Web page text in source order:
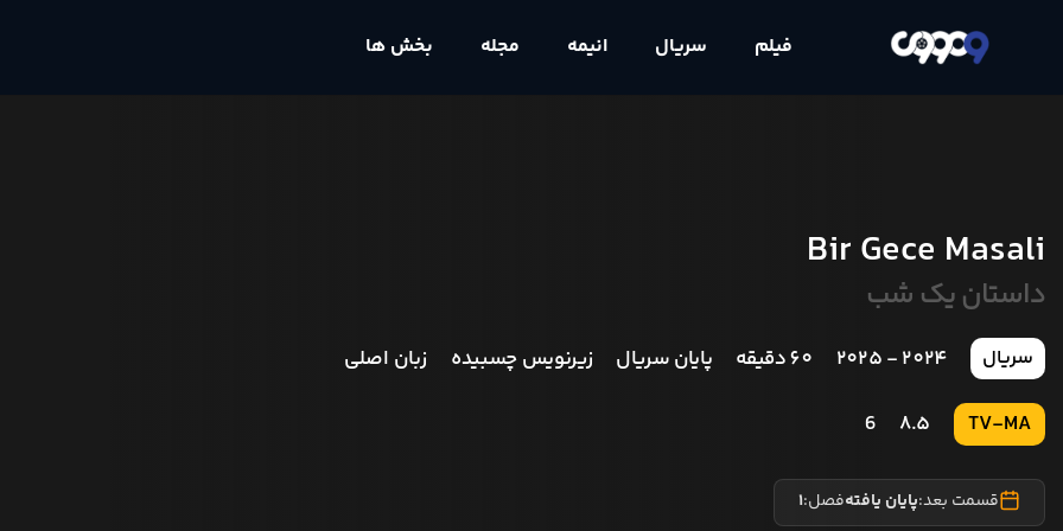
فیلم سریال انیمه مجله بخش ها
Bir Gece Masali
داستان یک شب
سریال 2024 - 2025 60 دقیقه پایان سریال زیرنویس چسبیده زبان اصلی
TV-MA
8.5
6
قسمت بعد:پایان یافتهفصل:1